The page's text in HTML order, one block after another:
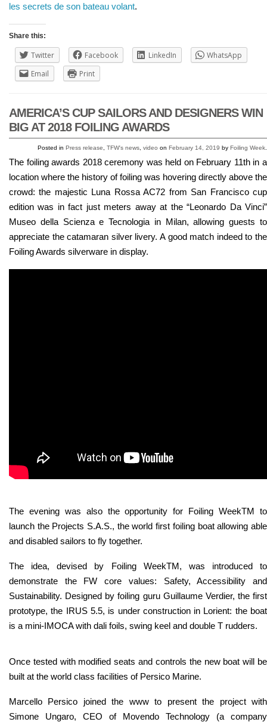
les secrets de son bateau volant.
Share this:
Twitter Facebook LinkedIn
WhatsApp
Email
Print
AMERICA’S CUP SAILORS AND DESIGNERS WIN
BIG AT 2018 FOILING AWARDS
Posted in Press release TFW's news video on February 14, 2019 by Foiling Week
The foiling awards 2018 ceremony was held on February 11th in a
location where the history of foiling was hovering directly above the
crowd: the majestic Luna Rossa AC72 from San Francisco cup
edition was in fact just meters away at the “Leonardo Da Vinci”
Museo della Scienza e Tecnologia in Milan, allowing guests to
appreciate the catamaran silver livery. A good match indeed to the
Foiling Awards silverware in display.
The evening was also the opportunity for Foiling WeekTM to
launch the Projects S.A.S., the world first foiling boat allowing able
and disabled sailors to fly together.
The idea, devised by Foiling WeekTM, was introduced to
demonstrate the FW core values: Safety, Accessibility and
Sustainability. Designed by foiling guru Guillaume Verdier, the first
prototype, the IRUS 5.5, is under construction in Lorient: the boat
is a mini-IMOCA with dali foils, swing keel and double T rudders.
Once tested with modified seats and controls the new boat will be
built at the world class facilities of Persico Marine.
Marcello Persico joined the www to present the project with
Simone Ungaro, CEO of Movendo Technology (a company